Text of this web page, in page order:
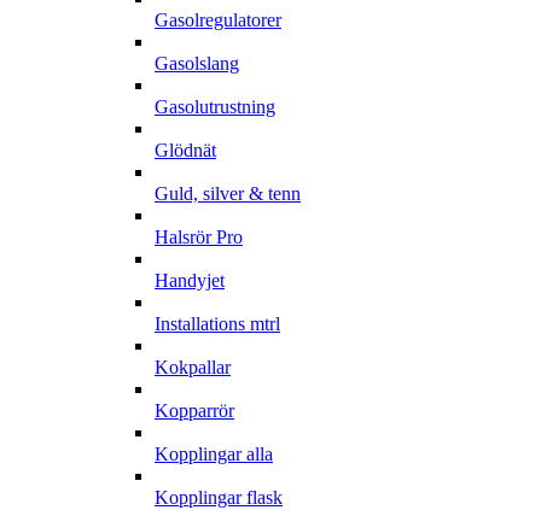
Gasolregulatorer
Gasolslang
Gasolutrustning
Glödnät
Guld, silver & tenn
Halsrör Pro
Handyjet
Installations mtrl
Kokpallar
Kopparrör
Kopplingar alla
Kopplingar flask